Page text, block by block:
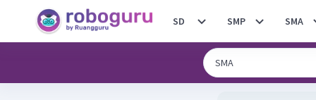
SD SMP SMA